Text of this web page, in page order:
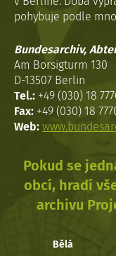
pohybuje podle
Bundesarchiv,
Am Borsigturm 130
D-13507 Berlin
Tel.: +49 (030) 18
Fax: +49 (030) 18
Web:
Pokud se
obcí, hradí
archivu
Bělá